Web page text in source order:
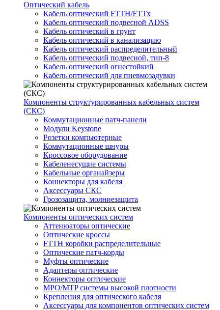
Оптический кабель
Кабель оптический FTTH/FTTx
Кабель оптический подвесной ADSS
Кабель оптический в грунт
Кабель оптический в канализацию
Кабель оптический распределительный
Кабель оптический подвесной, тип-8
Кабель оптический огнестойкий
Кабель оптический для пневмозадувки
Компоненты структурированных кабельных систем
(СКС)
Коммутационные патч-панели
Модули Keystone
Розетки компьютерные
Коммутационные шнуры
Кроссовое оборудование
Кабеленесущие системы
Кабельные органайзеры
Коннекторы для кабеля
Аксессуары СКС
Грозозащита, молниезащита
Компоненты оптических систем
Аттенюаторы оптические
Оптические кроссы
FTTH коробки распределительные
Оптические патч-корды
Муфты оптические
Адаптеры оптические
Коннекторы оптические
MPO/MTP системы высокой плотности
Крепления для оптического кабеля
Аксессуары для компонентов оптических систем